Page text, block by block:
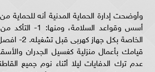
وأوضحت إدارة الحماية المدنية أنه للحماية
أسس وقواعد السلامة،
الخاصة بكل
عدم ترك الدفايات ليلا أثناء نوم جميع